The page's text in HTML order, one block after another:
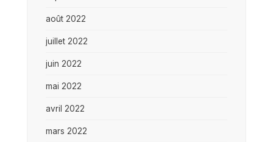
août 2022
juillet 2022
juin 2022
mai 2022
avril 2022
mars 2022